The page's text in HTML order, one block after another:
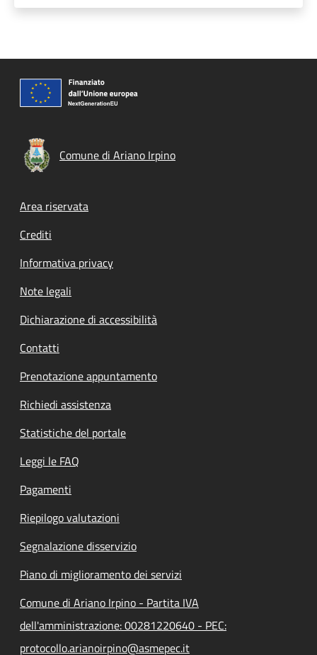
Comune di Ariano Irpino
Footer menu
Area riservata
Crediti
Informativa privacy
Note legali
Dichiarazione di accessibilità
Contatti
Prenotazione appuntamento
Richiedi assistenza
Statistiche del portale
Leggi le FAQ
Pagamenti
Riepilogo valutazioni
Segnalazione disservizio
Piano di miglioramento dei servizi
Comune di Ariano Irpino - Partita IVA
dell'amministrazione: 00281220640 - PEC:
protocollo.arianoirpino@asmepec.it